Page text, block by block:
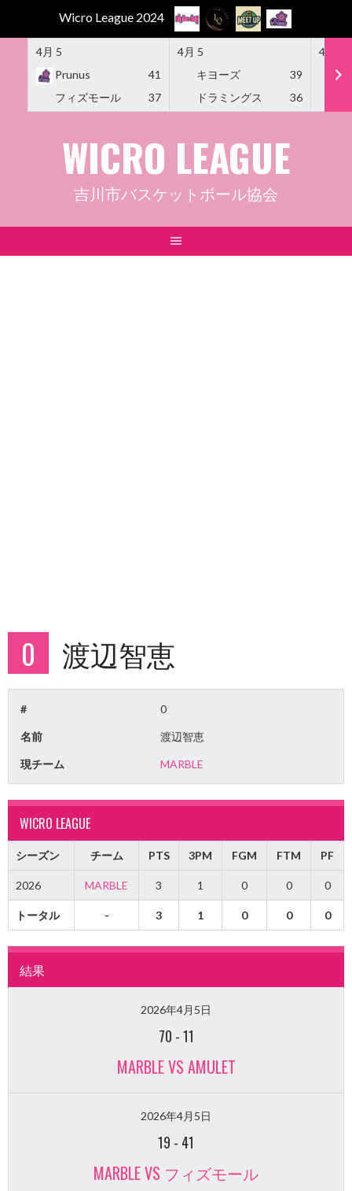
Wicro League 2024
4月 5
Prunus
41
フィズモール
37
4月 5
キヨーズ
39
ドラミングス
36
4月 5
WICRO LEAGUE
吉川市バスケットボール協会
0 渡辺智恵
# 0
名前 渡辺智恵
現チーム MARBLE
WICRO LEAGUE
シーズン チーム PTS 3PM FGM FTM PF
2026 MARBLE 3 1 0 0 0
トータル - 3 1 0 0 0
結果
2026年4月5日
70 -11
MARBLE VS AMULET
2026年4月5日
19 - 41
MARBLE VS フィズモール